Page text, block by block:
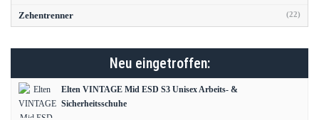
Zehentrenner (22)
Neu eingetroffen:
Elten VINTAGE Mid ESD S3 Unisex Arbeits- &
Sicherheitsschuhe